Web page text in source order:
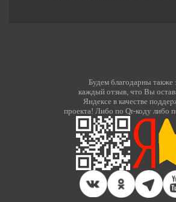
Будем благодарны также
каждый отзыв, что Вы
Яндексе в качестве
проекта! Либо по Qr-коду либо